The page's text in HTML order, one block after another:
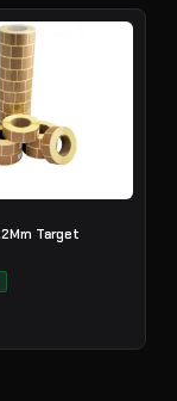
Target